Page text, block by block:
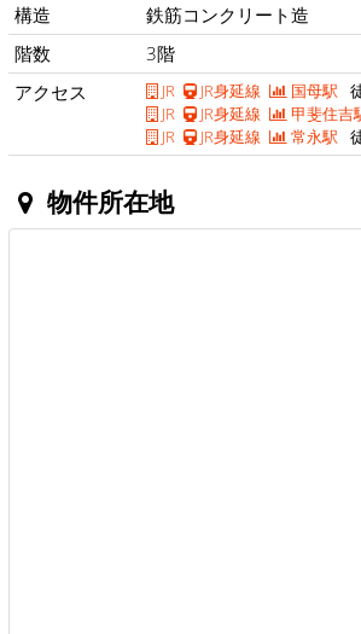
構造
鉄筋コンクリート造
階数
3階
アクセス
JR JR身延線 国母駅
JR
JR身延線 甲斐住吉
JR
JR身延線 常永駅
物件所在地